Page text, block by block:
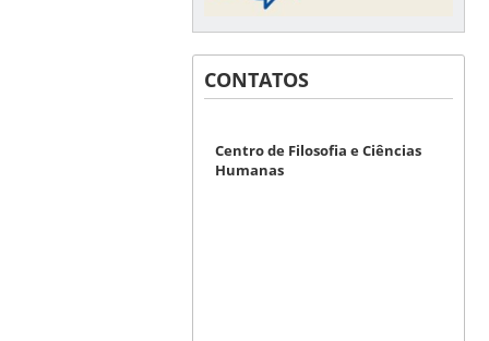
CONTATOS
Centro de Filosofia e Ciências
Humanas